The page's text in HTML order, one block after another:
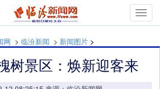
网 > 临汾新闻 > 新闻图片 >
树景区：焕新迎客来